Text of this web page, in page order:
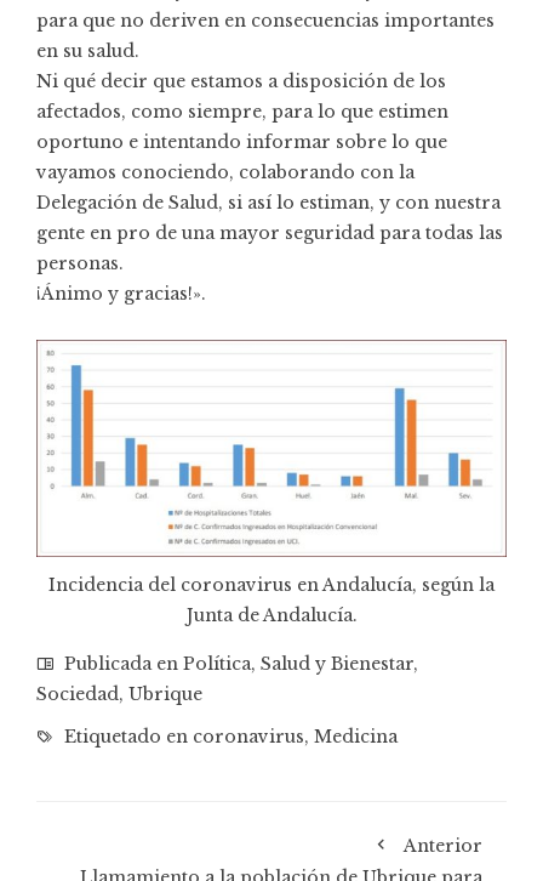
para que no deriven en consecuencias importantes
en su salud.
Ni qué decir que estamos a disposición de los
afectados, como siempre, para lo que estimen
oportuno e intentando informar sobre lo que
vayamos conociendo, colaborando con la
Delegación de Salud, si así lo estiman, y con nuestra
gente en pro de una mayor seguridad para todas las
personas.
¡Ánimo y gracias!».
Incidencia del coronavirus en Andalucía, según la
Junta de Andalucía.
Publicada en Política, Salud y Bienestar,
Sociedad, Ubrique
Etiquetado en coronavirus, Medicina
Anterior